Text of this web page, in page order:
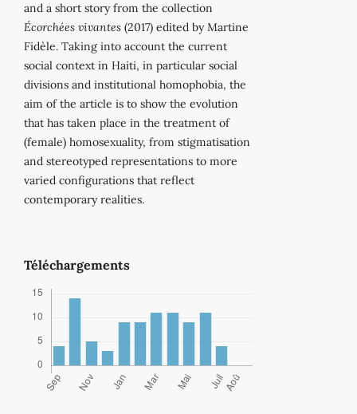
and a short story from the collection
Écorchées vivantes(2017) edited by Martine
Fidèle. Taking into account the current
social context in Haiti, in particular social
divisions and institutional homophobia, the
aim of the article is to show the evolution
that has taken place in the treatment of
(female) homosexuality, from stigmatisation
and stereotyped representations to more
varied configurations that reflect
contemporary realities.
Téléchargements